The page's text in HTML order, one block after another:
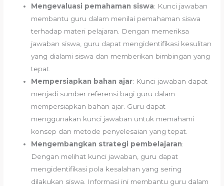
Mengevaluasi pemahaman siswa: Kunci jawaban
membantu guru dalam menilai pemahaman siswa
terhadap materi pelajaran. Dengan memeriksa
jawaban siswa, guru dapat mengidentifikasi kesulitan
yang dialami siswa dan memberikan bimbingan yang
tepat.
Mempersiapkan bahan ajar: Kunci jawaban dapat
menjadi sumber referensi bagi guru dalam
mempersiapkan bahan ajar. Guru dapat
menggunakan kunci jawaban untuk memahami
konsep dan metode penyelesaian yang tepat.
Mengembangkan strategi pembelajaran:
Dengan melihat kunci jawaban, guru dapat
mengidentifikasi pola kesalahan yang sering
dilakukan siswa. Informasi ini membantu guru dalam